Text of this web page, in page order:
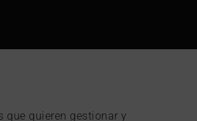
que quieren gestionar y